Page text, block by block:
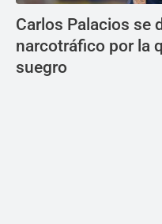
Carlos Palacios se
narcotráfico por la
suegro